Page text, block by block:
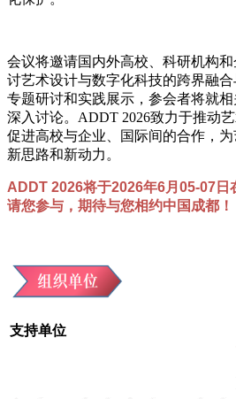
会议将邀请国内外高校、科研机构
讨艺术设计与数字化科技的跨界融合
专题研讨和实践展示，参会者将就
深入讨论。ADDT 2026致力于推动
促进高校与企业、国际间的合作，
新思路和新动力。
ADDT 2026将于2026年6月05-07日
请您参与，期待与您相约中国成都！
支持单位